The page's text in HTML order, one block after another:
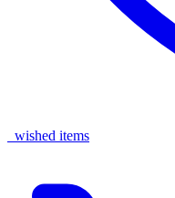
wished items